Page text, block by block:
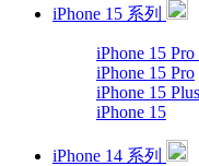
iPhone 15 系列
iPhone 15
iPhone 15 Pro
iPhone 15 Plus
iPhone 15
iPhone 14 系列